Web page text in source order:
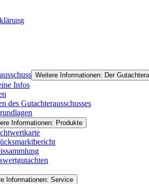
Weitere Informationen: Der
Infos
des Gutachterausschusses
Informationen: Produkte
Informationen: Service